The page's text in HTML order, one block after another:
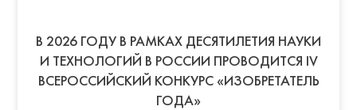
В 2026 ГОДУ В РАМКАХ ДЕСЯТИЛЕТИЯ НАУКИ
И ТЕХНОЛОГИЙ В РОССИИ ПРОВОДИТСЯ IV
ВСЕРОССИЙСКИЙ КОНКУРС «ИЗОБРЕТАТЕЛЬ
ГОДА»